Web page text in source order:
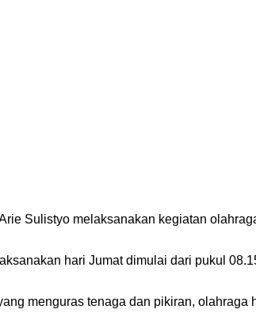
Sulistyo melaksanakan kegiatan
hari Jumat dimulai dari pukul
menguras tenaga dan pikiran, olahraga